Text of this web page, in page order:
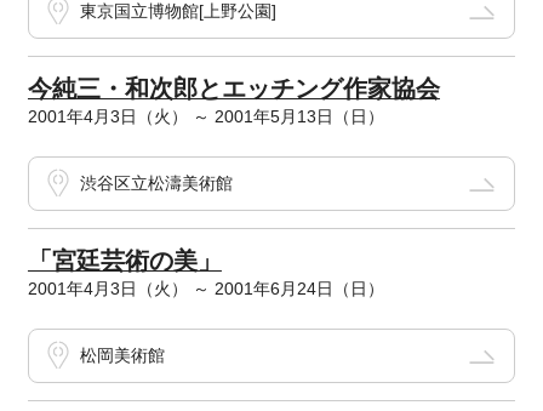
東京国立博物館[上野公園]
今純三・和次郎とエッチング作家協会
2001年4月3日（火） ～ 2001年5月13日（日）
渋谷区立松濤美術館
「宮廷芸術の美」
2001年4月3日（火） ～ 2001年6月24日（日）
松岡美術館